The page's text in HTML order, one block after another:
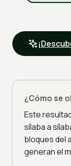
¿Cómo se
Este
sílaba a
bloques del
generan el